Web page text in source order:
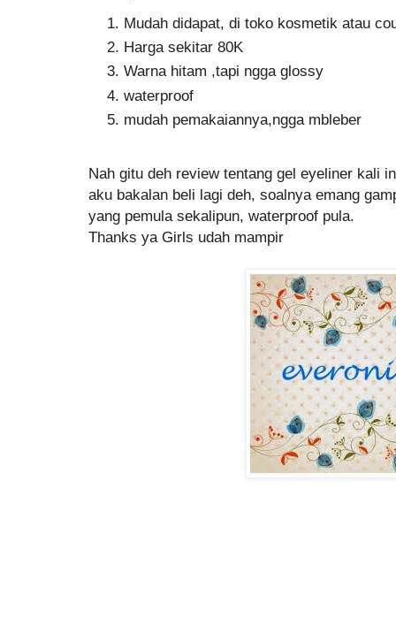
Mudah didapat, di toko kosmetik atau
Harga sekitar 80K
Warna hitam ,tapi ngga glossy
waterproof
mudah pemakaiannya,ngga mbleber
Nah gitu deh review tentang gel eyeliner kali
aku bakalan beli lagi deh, soalnya emang
yang pemula sekalipun, waterproof pula.
Thanks ya Girls udah mampir